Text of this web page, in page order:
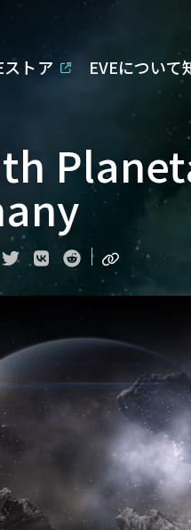
ストア EVEについて